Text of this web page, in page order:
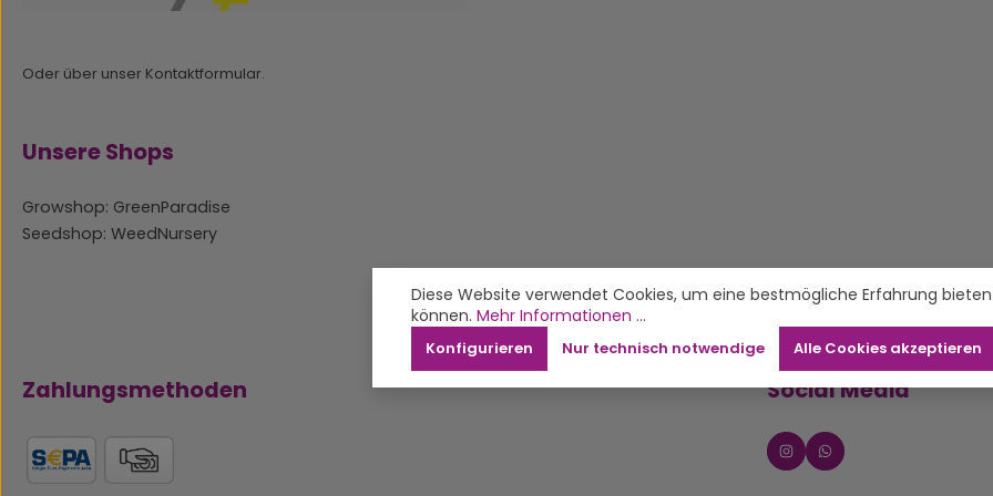
Oder über unser Kontaktformular.
Unsere Shops
Growshop: GreenParadise
Seedshop: WeedNursery
Zahlungsmethoden Social Media
Diese Website verwendet Cookies, um eine bestmögliche Erfahrung
können. Mehr Informationen ...
Nur technisch notwendige
Konfigurieren Alle Cookies akzeptieren